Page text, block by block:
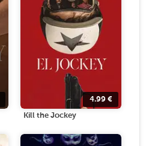
4.99 €
Kill the Jockey